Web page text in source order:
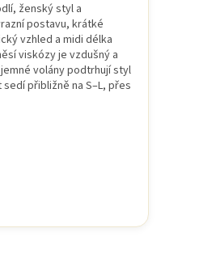
ženský styl a
postavu, krátké
vzhled a midi délka
viskózy je vzdušný a
volány podtrhují styl
přibližně na S–L, přes